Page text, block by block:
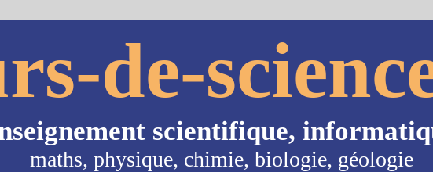
de-
scientifique,
maths, physique, chimie, biologie, géologie